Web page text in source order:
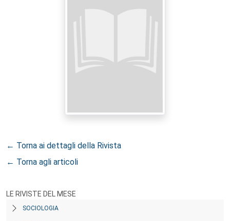
← Torna ai dettagli della Rivista
← Torna agli articoli
LE RIVISTE DEL MESE
SOCIOLOGIA